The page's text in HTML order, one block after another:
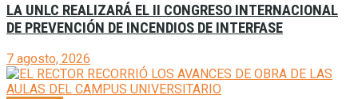
LA UNLC REALIZARÁ EL II CONGRESO INTERNACIONAL
DE PREVENCIÓN DE INCENDIOS DE INTERFASE
7 agosto, 2026